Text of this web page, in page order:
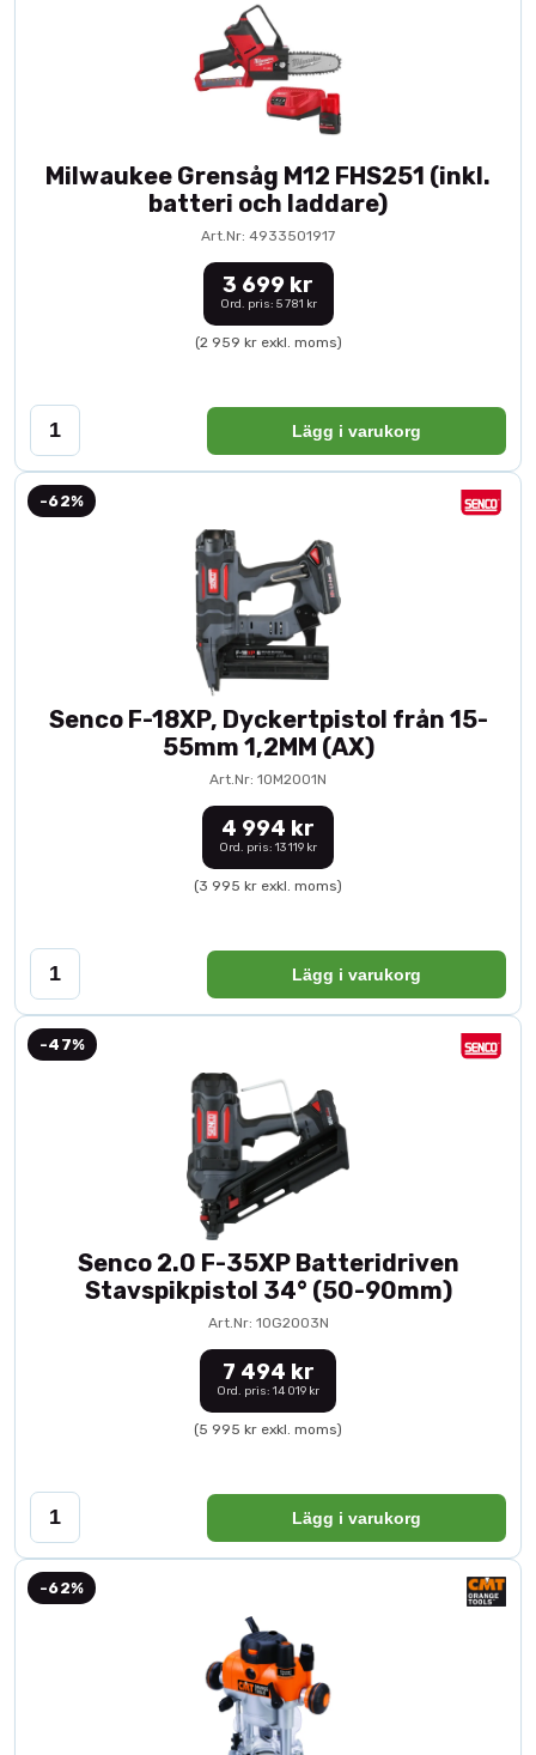
Milwaukee Grensåg M12 FHS251 (inkl.
batteri och laddare)
Art.Nr: 4933501917
3 699 kr
Ord. pris: 5 781 kr
(2 959 kr exkl. moms)
Lägg i varukorg
-62%
Senco F-18XP, Dyckertpistol från 15-
55mm 1,2MM (AX)
Art.Nr: 10M2001N
4 994 kr
Ord. pris: 13 119 kr
(3 995 kr exkl. moms)
Lägg i varukorg
-47%
Senco 2.0 F-35XP Batteridriven
Stavspikpistol 34° (50-90mm)
Art.Nr: 10G2003N
7 494 kr
Ord. pris: 14 019 kr
(5 995 kr exkl. moms)
Lägg i varukorg
-62%